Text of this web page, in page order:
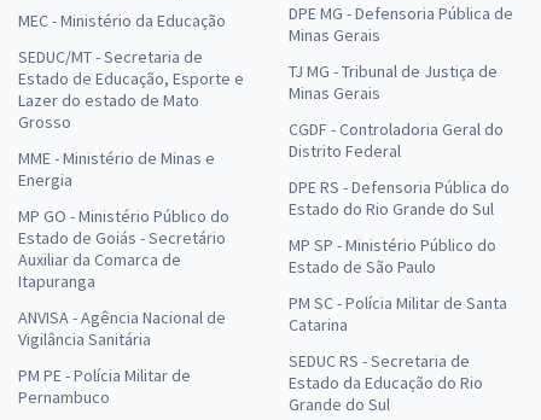
MEC - Ministério da Educação
SEDUC/MT - Secretaria de
Estado de Educação, Esporte e
Lazer do estado de Mato
Grosso
MME - Ministério de Minas e
Energia
MP GO - Ministério Público do
Estado de Goiás - Secretário
Auxiliar da Comarca de
Itapuranga
ANVISA - Agência Nacional de
Vigilância Sanitária
PM PE - Polícia Militar de
Pernambuco
DPE MG - Defensoria Pública de
Minas Gerais
TJ MG - Tribunal de Justiça de
Minas Gerais
CGDF - Controladoria Geral do
Distrito Federal
DPE RS - Defensoria Pública do
Estado do Rio Grande do Sul
MP SP - Ministério Público do
Estado de São Paulo
PM SC - Polícia Militar de Santa
Catarina
SEDUC RS - Secretaria de
Estado da Educação do Rio
Grande do Sul